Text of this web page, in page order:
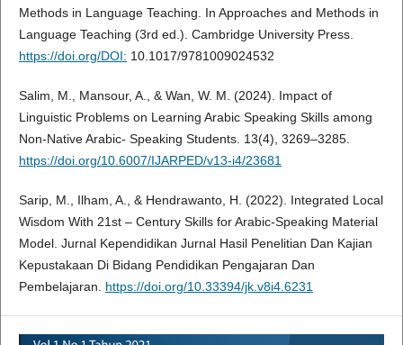
Methods in Language Teaching. In Approaches and Methods in
Language Teaching (3rd ed.). Cambridge University Press.
https://doi.org/DOI: 10.1017/9781009024532
Salim, M., Mansour, A., & Wan, W. M. (2024). Impact of
Linguistic Problems on Learning Arabic Speaking Skills among
Non-Native Arabic- Speaking Students. 13(4), 3269–3285.
https://doi.org/10.6007/IJARPED/v13-i4/23681
Sarip, M., Ilham, A., & Hendrawanto, H. (2022). Integrated Local
Wisdom With 21st – Century Skills for Arabic-Speaking Material
Model. Jurnal Kependidikan Jurnal Hasil Penelitian Dan Kajian
Kepustakaan Di Bidang Pendidikan Pengajaran Dan
Pembelajaran. https://doi.org/10.33394/jk.v8i4.6231